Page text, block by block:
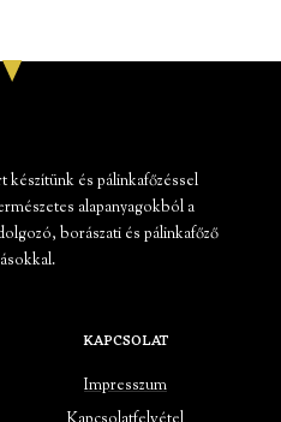
és pálinkafőzéssel
alapanyagokból a
borászati és pálinkafőző
KAPCSOLAT
Impresszum